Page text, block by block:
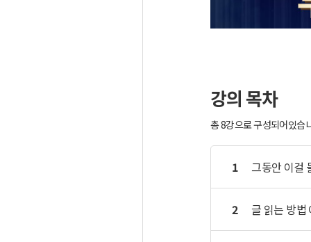
강의 목차
총 8강으로 구성되어있습
1 그동안 이걸
2 글 읽는 방법